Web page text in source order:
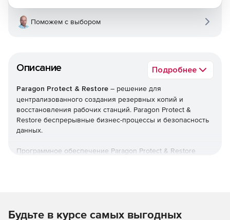
Описание Подробнее
Paragon Protect & Restore – решение для
централизованного создания резервных копий и
восстановления рабочих станций. Paragon Protect &
Restore беспрерывные бизнес-процессы и безопасность
данных.
Программное обеспечение Paragon Protect & Restore
регулирование трафика и интеллектуальную
Поможем с выбором
Будьте в курсе самых выгодных